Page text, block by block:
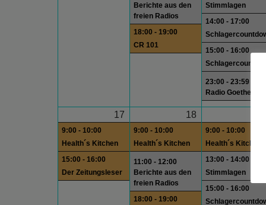
Berichte aus den
freien Radios
18:00 - 19:00
CR 101
Stimmlagen
14:00 - 17:00
15:00 - 16:00
23:00 - 23:59
Radio Goethe
17
9:00 - 10:00
Health´s Kitchen
15:00 - 16:00
Der Zeitungsleser
18
9:00 - 10:00
Health´s Kitchen
11:00 - 12:00
Berichte aus den
freien Radios
18:00 - 19:00
9:00 - 10:00
Health´s Kitchen
13:00 - 14:00
Stimmlagen
15:00 - 16:00